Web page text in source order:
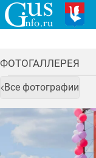
ФОТОГАЛЛЕРЕЯ
Все фотографии